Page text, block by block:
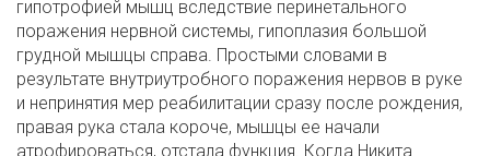
гипотрофией мышц вследствие перинетального
поражения нервной системы, гипоплазия большой
грудной мышцы справа. Простыми словами в
результате внутриутробного поражения нервов в руке
и непринятия мер реабилитации сразу после рождения,
правая рука стала короче, мышцы ее начали
атрофироваться, отстала функция. Когда Никита